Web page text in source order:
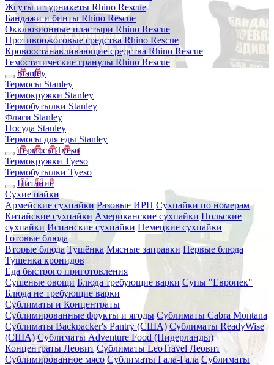
Жгуты и турникеты Rhino Rescue
Бандажи и бинты Rhino Rescue
Окклюзионные пластыри Rhino Rescue
Противоожоговые средства Rhino Rescue
Кровоостанавливающие средства Rhino Rescue
Гемостатические гранулы Rhino Rescue
Stanley
Термосы Stanley
Термокружки Stanley
Термобутылки Stanley
Фляги Stanley
Посуда Stanley
Термосы для еды Stanley
Термосы Tyeso
Термокружки Tyeso
Термобутылки Tyeso
Питание
Сухие пайки
Армейские сухпайки Разовые ИРП Сухпайки по номерам
Китайские сухпайки Американские сухпайки Польские
сухпайки Испанские сухпайки Немецкие сухпайки
Готовые блюда
Вторые блюда Тушёнка Мясные заправки Первые блюда
Тушенка кронидов
Еда быстрого приготовления
Сушеные овощи Блюда требующие варки Супы "Европек"
Блюда не требующие варки
Сублиматы и Концентраты
Сублимированные фрукты и ягоды Сублиматы Cabra Montana
Сублиматы Backpacker's Pantry (США) Сублиматы ReadyWise
(США) Сублиматы Adventure Food (Нидерланды)
Концентраты Леовит Сублиматы LeoTravel Леовит
Сублимированное мясо Сублиматы Гала-Гала Сублиматы